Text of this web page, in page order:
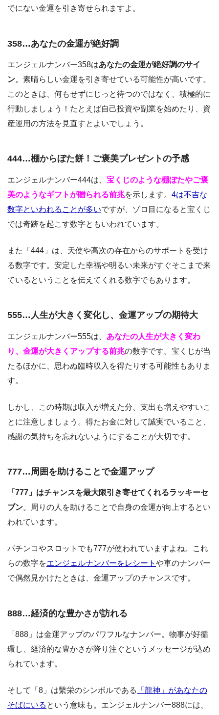
でにない金運を引き寄せられますよ。
358…あなたの金運が絶好調
エンジェルナンバー358はあなたの金運が絶好調のサイ
ン。素晴らしい金運を引き寄せている可能性が高いです。
このときは、何もせずにじっと待つのではなく、積極的に
行動しましょう！たとえば自己投資や副業を始めたり、資
産運用の方法を見直すとよいでしょう。
444…棚からぼた餅！ご褒美プレゼントの予感
エンジェルナンバー444は、 宝くじのような棚ぼたやご褒
美のようなギフトが贈られる前兆を示します。 4は不吉な
数字といわれることが多いですが、ゾロ目になると宝くじ
では奇跡を起こす数字ともいわれています。
また「444」は、天使や高次の存在からのサポートを受け
る数字です。安定した幸福や明るい未来がすぐそこまで来
ているということを伝えてくれる数字でもあります。
555…人生が大きく変化し、金運アップの期待大
エンジェルナンバー555は、 あなたの人生が大きく変わ
り、金運が大きくアップする前兆の数字です。宝くじが当
たるほかに、思わぬ臨時収入を得たりする可能性もありま
す。
しかし、この時期は収入が増えた分、支出も増えやすいこ
とに注意しましょう。得たお金に対して誠実でいること、
感謝の気持ちを忘れないようにすることが大切です。
777…周囲を助けることで金運アップ
「777」はチャンスを最大限引き寄せてくれるラッキーセ
ブン。周りの人を助けることで自身の金運が向上するとい
われています。
パチンコやスロットでも777が使われていますよね。これ
らの数字をエンジェルナンバーをレシート や車のナンバー
で偶然見かけたときは、金運アップのチャンスです。
888…経済的な豊かさが訪れる
「888」は金運アップのパワフルなナンバー。物事が好循
環し、経済的な豊かさが降り注ぐというメッセージが込め
られています。
そして「8」は繫栄のシンボルである
「龍神」があなたの
そばにいる という意味も。エンジェルナンバー888には、